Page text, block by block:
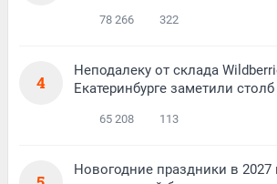
78 266 322
4
Неподалеку от склада
Екатеринбурге заметили
65 208 113
Новогодние праздники в 2027